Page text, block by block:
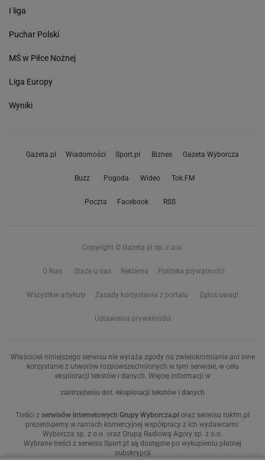
I liga
Puchar Polski
MŚ w Piłce Nożnej
Liga Europy
Wyniki
Gazeta.pl Wiadomości Sport.pl Biznes Gazeta Wyborcza
Buzz Pogoda Wideo Tok.FM
Poczta Facebook RSS
Copyright © Gazeta.pl sp. z o.o.
O Nas Staże u nas Reklama Polityka prywatności
Wszystkie artykuły Zasady korzystania z portalu Zgłoś uwagi
Ustawienia prywatności
Właściciel niniejszego serwisu nie wyraża zgody na zwielokrotnianie ani inne
korzystanie z utworów rozpowszechnionych w tym serwisie, w celu
eksploracji tekstów i danych. Więcej informacji w
zastrzeżeniu dot. eksploracji tekstów i danych
Treści z serwisów internetowych Grupy Wyborcza.pl oraz serwisu tokfm.pl
prezentujemy w ramach komercyjnej współpracy z ich wydawcami:
Wyborcza sp. z o.o. oraz Grupą Radiową Agory sp. z o.o.
Wybrane treści z serwisu Sport.pl są dostępne po wykupieniu płatnej
subskrypcji